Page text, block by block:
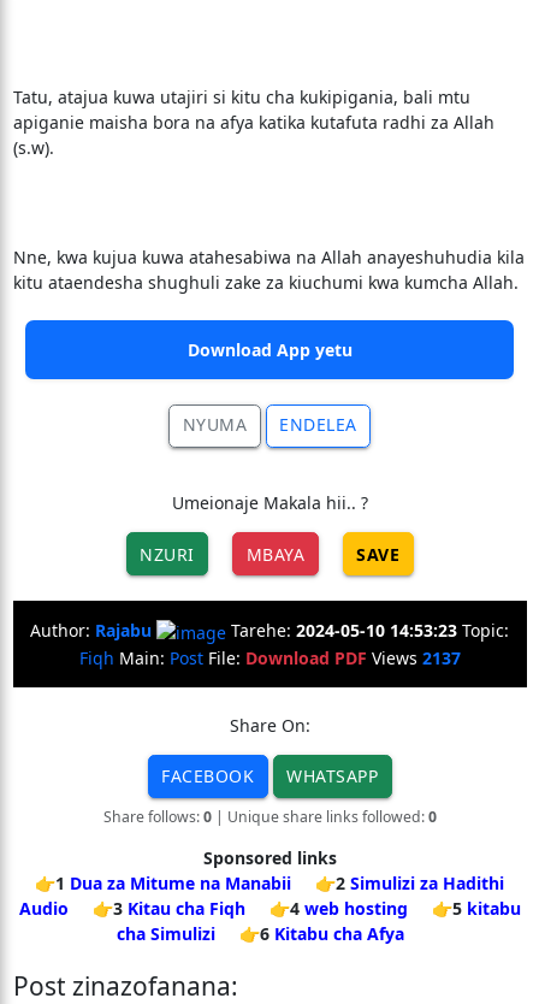
Tatu, atajua kuwa utajiri si kitu cha kukipigania, bali mtu
apiganie maisha bora na afya katika kutafuta radhi za Allah
(s.w).
Nne, kwa kujua kuwa atahesabiwa na Allah anayeshuhudia kila
kitu ataendesha shughuli zake za kiuchumi kwa kumcha Allah.
Download App yetu
NYUMA ENDELEA
Umeionaje Makala hii.. ?
NZURI MBAYA SAVE
Author: Rajabu Tarehe: 2024-05-10 14:53:23 Topic:
Fiqh Main: PostFile: Download PDF Views 2137
Share On:
FACEBOOK WHATSAPP
Share follows:0| Unique share links followed:0
Sponsored links
👉1 Dua za Mitume na Manabii 👉2 Simulizi za Hadithi
Audio
👉3 Kitau cha Fiqh 👉4 web hosting 👉5 kitabu
cha Simulizi
👉6 Kitabu cha Afya
Post zinazofanana: